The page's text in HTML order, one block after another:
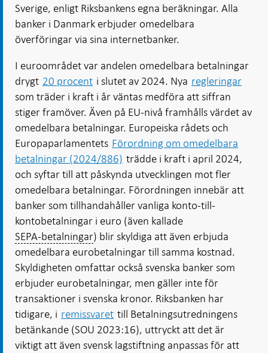
Sverige, enligt Riksbankens egna beräkningar. Alla
banker i Danmark erbjuder omedelbara
överföringar via sina internetbanker.
I euroområdet var andelen omedelbara betalningar
drygt 20 procent i slutet av 2024. Nya regleringar
som träder i kraft i år väntas medföra att siffran
stiger framöver. Även på EU-nivå framhålls värdet av
omedelbara betalningar. Europeiska rådets och
Europaparlamentets Förordning om omedelbara
betalningar (2024/886) trädde i kraft i april 2024,
och syftar till att påskynda utvecklingen mot fler
omedelbara betalningar. Förordningen innebär att
banker som tillhandahåller vanliga konto-till-
kontobetalningar i euro (även kallade
SEPA-betalningar) blir skyldiga att även erbjuda
omedelbara eurobetalningar till samma kostnad.
Skyldigheten omfattar också svenska banker som
erbjuder eurobetalningar, men gäller inte för
transaktioner i svenska kronor. Riksbanken har
tidigare, i remissvaret till Betalningsutredningens
betänkande (SOU 2023:16), uttryckt att det är
viktigt att även svensk lagstiftning anpassas för att